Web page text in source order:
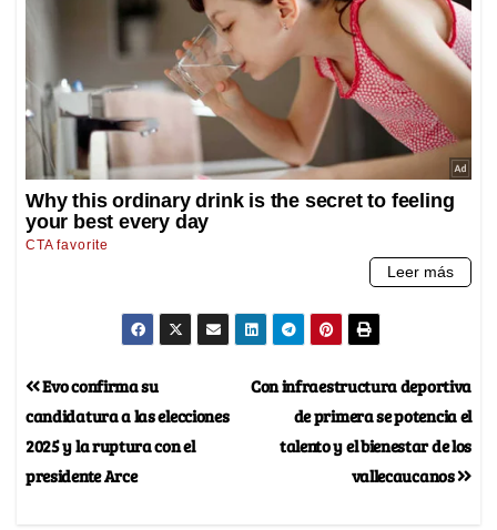
Con infraestructura deportiva
de primera se potencia el
talento y el bienestar de los
vallecaucanos
Evo confirma su
candidatura a las elecciones
2025 y la ruptura con el
presidente Arce